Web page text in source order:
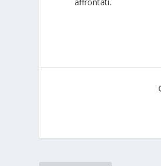
affrontati.